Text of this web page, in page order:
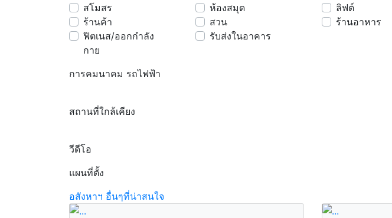
สโมสร
ห้องสมุด ลิฟต์
ร้านค้า
สวน ร้านอาหาร
ฟิตเนส/ออกกำลัง
กาย
รับส่งในอาคาร
การคมนาคม รถไฟฟ้า
สถานที่ใกล้เคียง
วีดีโอ
แผนที่ตั้ง
อสังหาฯ อื่นๆที่น่าสนใจ